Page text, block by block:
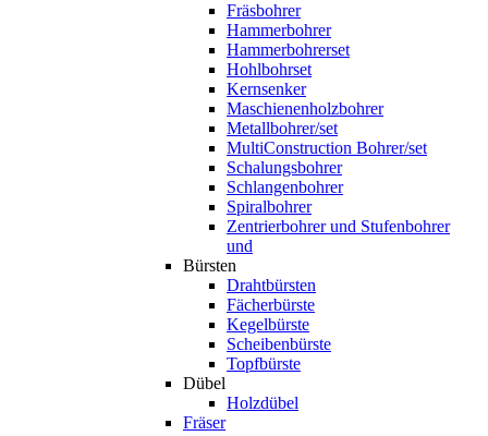
Fräsbohrer
Hammerbohrer
Hammerbohrerset
Hohlbohrset
Kernsenker
Maschienenholzbohrer
Metallbohrer/set
MultiConstruction Bohrer/set
Schalungsbohrer
Schlangenbohrer
Spiralbohrer
Zentrierbohrer und Stufenbohrer
und
Bürsten
Drahtbürsten
Fächerbürste
Kegelbürste
Scheibenbürste
Topfbürste
Dübel
Holzdübel
Fräser